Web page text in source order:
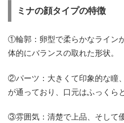
ミナの顔タイプの特徴
①輪郭：卵型で柔らかなライン
体的にバランスの取れた形状。
②パーツ：大きくて印象的な瞳
が通っており、口元はふっくら
③雰囲気：清楚で上品、そして